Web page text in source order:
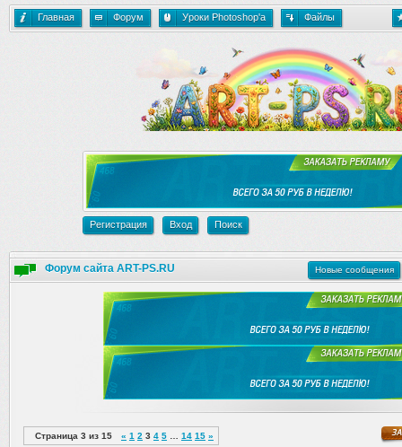
Главная Форум Уроки Photoshop'a Файлы
Регистрация Вход Поиск
Форум сайта ART-PS.RU Новые сообщения
Страница 3 из 15 « 1 2 3 4 5 14 15 »